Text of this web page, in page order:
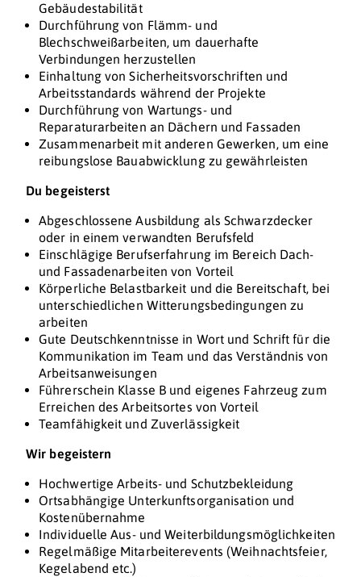
Gebäudestabilität
Durchführung von Flämm- und
Blechschweißarbeiten, um dauerhafte
Verbindungen herzustellen
Einhaltung von Sicherheitsvorschriften und
Arbeitsstandards während der Projekte
Durchführung von Wartungs- und
Reparaturarbeiten an Dächern und Fassaden
Zusammenarbeit mit anderen Gewerken, um eine
reibungslose Bauabwicklung zu gewährleisten
Du begeisterst
Abgeschlossene Ausbildung als Schwarzdecker
oder in einem verwandten Berufsfeld
Einschlägige Berufserfahrung im Bereich Dach-
und Fassadenarbeiten von Vorteil
Körperliche Belastbarkeit und die Bereitschaft, bei
unterschiedlichen Witterungsbedingungen zu
arbeiten
Gute Deutschkenntnisse in Wort und Schrift für die
Kommunikation im Team und das Verständnis von
Arbeitsanweisungen
Führerschein Klasse B und eigenes Fahrzeug zum
Erreichen des Arbeitsortes von Vorteil
Teamfähigkeit und Zuverlässigkeit
Wir begeistern
Hochwertige Arbeits- und Schutzbekleidung
Ortsabhängige Unterkunftsorganisation und
Kostenübernahme
Individuelle Aus- und Weiterbildungsmöglichkeiten
Regelmäßige Mitarbeiterevents (Weihnachtsfeier,
Kegelabend etc.)